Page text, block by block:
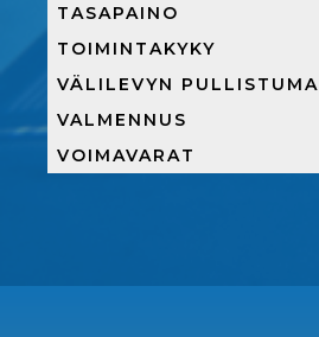
TASAPAINO
TOIMINTAKYKY
VÄLILEVYN PULLISTUMA
VALMENNUS
VOIMAVARAT